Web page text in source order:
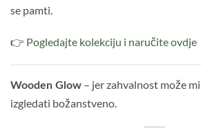
se pamti.
👉 Pogledajte kolekciju i naručite ovdje
Wooden Glow – jer zahvalnost može
izgledati božanstveno.